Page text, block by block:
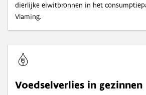
dierlijke eiwitbronnen in het
Vlaming.
Voedselverlies in gezinnen